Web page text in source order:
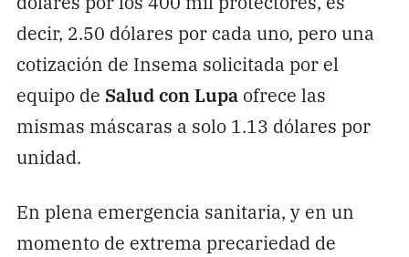
decir, 2.50 dólares por cada uno, pero una
cotización de Insema solicitada por el
equipo de Salud con Lupaofrece las
mismas máscaras a solo 1.13 dólares por
unidad.
En plena emergencia sanitaria, y en un
momento de extrema precariedad de